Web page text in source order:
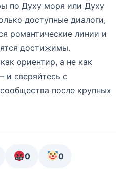
по Духу моря или Духу
доступные диалоги,
романтические линии и
достижимы.
ориентир, а не как
сверяйтесь с
после крупных
0 0